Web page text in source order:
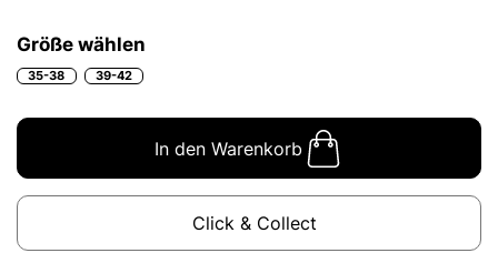
Größe wählen
35-38 39-42
In den Warenkorb
Click & Collect